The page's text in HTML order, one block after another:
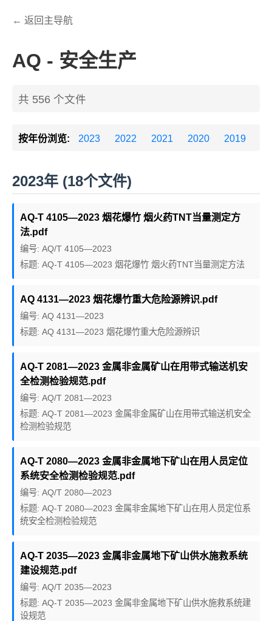
← 返回主导航
AQ - 安全生产
共 556 个文件
按年份浏览: 2023 2022 2021 2020 2019
2023年 (18个文件)
AQ-T 4105—2023 烟花爆竹 烟火药TNT当量测定方
法.pdf
编号: AQ/T 4105—2023
标题: AQ-T 4105—2023 烟花爆竹 烟火药TNT当量测定方法
AQ 4131—2023 烟花爆竹重大危险源辨识.pdf
编号: AQ 4131—2023
标题: AQ 4131—2023 烟花爆竹重大危险源辨识
AQ-T 2081—2023 金属非金属矿山在用带式输送机安
全检测检验规范.pdf
编号: AQ/T 2081—2023
标题: AQ-T 2081—2023 金属非金属矿山在用带式输送机安全
检测检验规范
AQ-T 2080—2023 金属非金属地下矿山在用人员定位
系统安全检测检验规范.pdf
编号: AQ/T 2080—2023
标题: AQ-T 2080—2023 金属非金属地下矿山在用人员定位系
统安全检测检验规范
AQ-T 2035—2023 金属非金属地下矿山供水施救系统
建设规范.pdf
编号: AQ/T 2035—2023
标题: AQ-T 2035—2023 金属非金属地下矿山供水施救系统建
设规范